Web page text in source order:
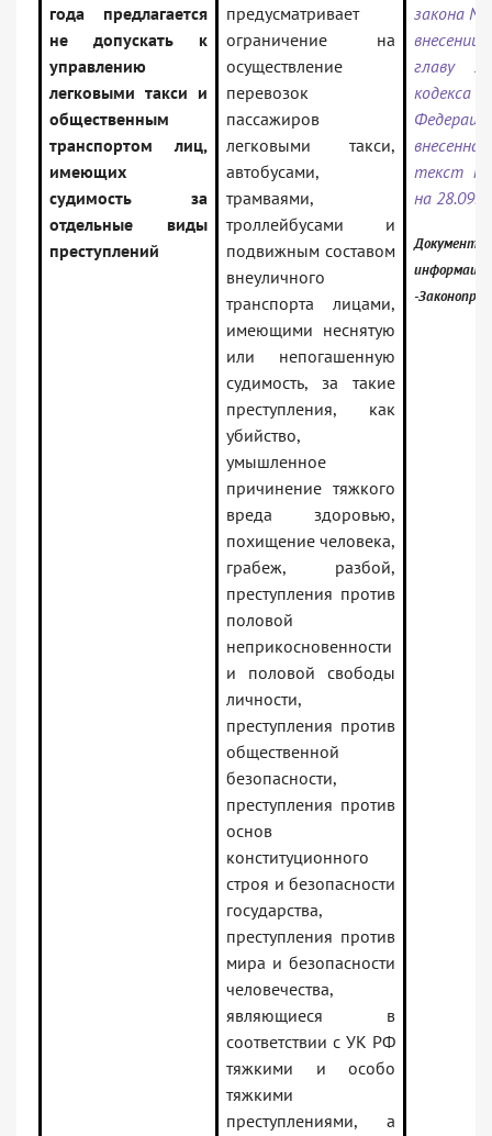
года предлагается
не допускать к
управлению
легковыми такси и
общественным
транспортом лиц,
имеющих
судимость за
отдельные виды
преступлений
предусматривает
ограничение на
осуществление
перевозок
пассажиров
легковыми такси,
автобусами,
трамваями,
троллейбусами и
подвижным составом
внеуличного
транспорта лицами,
имеющими неснятую
или непогашенную
судимость, за такие
преступления, как
убийство,
умышленное
причинение тяжкого
вреда здоровью,
похищение человека,
грабеж, разбой,
преступления против
половой
неприкосновенности
и половой свободы
личности,
преступления против
общественной
безопасности,
преступления против
основ
конституционного
строя и безопасности
государства,
преступления против
мира и безопасности
человечества,
являющиеся в
соответствии с УК РФ
тяжкими и особо
тяжкими
преступлениями, а
закона N
внесении
главу
кодекса
текст
на
Документ
-